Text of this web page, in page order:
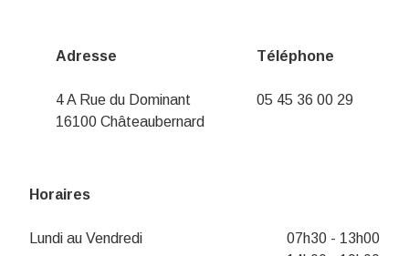
Adresse
4 A Rue du Dominant
16100 Châteaubernard
Téléphone
05 45 36 00 29
Horaires
Lundi au Vendredi
07h30 - 13h00